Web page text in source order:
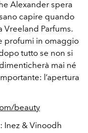
Alexander spera
capire quando
Vreeland Parfums.
profumi in omaggio
tutto se non si
mai né
l’apertura
beauty
Inez & Vinoodh